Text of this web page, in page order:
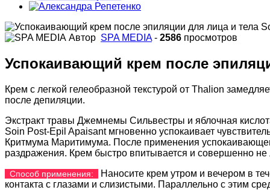
Автор SPA MEDIA - 2586 просмотров
Успокаивающий крем после
Крем с легкой гелеобразной текстурой от Thalion
после депиляции.
Экстракт травы Джемнемы Сильвестры и яблочная
Soin Post-Epil Apaisant мгновенно успокаивает
Критмума Маритимума. После применения
раздражения. Крем быстро впитывается и совершенно
Способ применения:
Наносите крем утром и вечером в
контакта с глазами и слизистыми. Параллельно с этим